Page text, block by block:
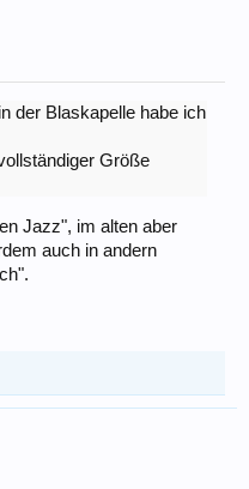
der Blaskapelle habe ich
Größe
Jazz", im alten aber
auch in andern